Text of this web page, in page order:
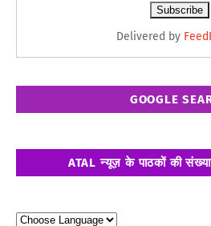
Delivered by
GOOGLE
ATAL न्यूज़ के पाठकों की